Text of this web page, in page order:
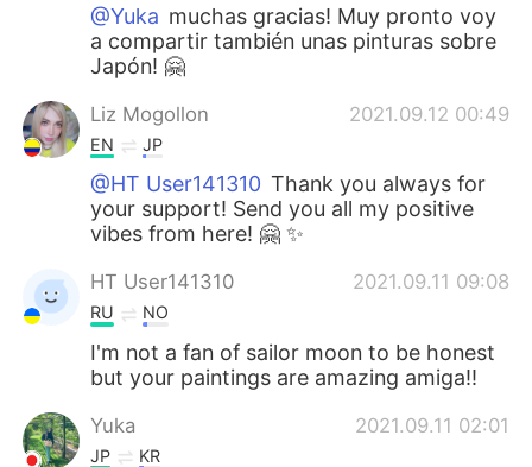
@Yuka muchas gracias! Muy pronto voy
a compartir también unas pinturas sobre
Japón! 🤗
Liz Mogollon 2021.09.12 00:49
EN JP
@HT User141310 Thank you always for
your support! Send you all my positive
vibes from here! 🤗 ✨
HT User141310 2021.09.11 09:08
RU NO
I'm not a fan of sailor moon to be honest
but your paintings are amazing amiga!!
Yuka 2021.09.11 02:01
JP KR